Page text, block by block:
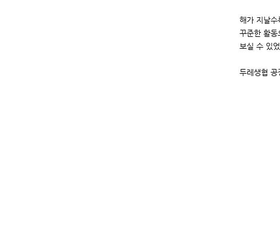
해가 지날수
꾸준한 활동
보실 수 있
두레생협